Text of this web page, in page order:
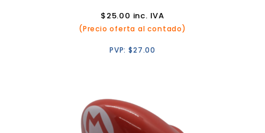
$25.00 inc. IVA
(Precio oferta al contado)
PVP:$27.00